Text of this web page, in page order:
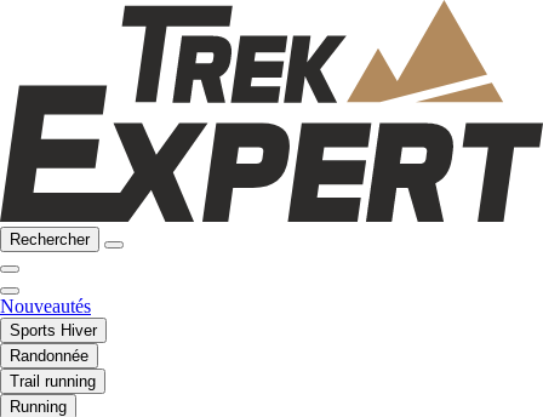
Rechercher
Nouveautés
Sports Hiver
Randonnée
Trail running
Running